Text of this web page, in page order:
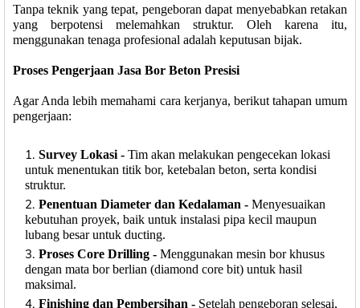
Tanpa teknik yang tepat, pengeboran dapat menyebabkan retakan
yang berpotensi melemahkan struktur. Oleh karena itu,
menggunakan tenaga profesional adalah keputusan bijak.
Proses Pengerjaan Jasa Bor Beton Presisi
Agar Anda lebih memahami cara kerjanya, berikut tahapan umum
pengerjaan:
Survey Lokasi - Tim akan melakukan pengecekan lokasi
untuk menentukan titik bor, ketebalan beton, serta kondisi
struktur.
Penentuan Diameter dan Kedalaman - Menyesuaikan
kebutuhan proyek, baik untuk instalasi pipa kecil maupun
lubang besar untuk ducting.
Proses Core Drilling - Menggunakan mesin bor khusus
dengan mata bor berlian (diamond core bit) untuk hasil
maksimal.
Finishing dan Pembersihan - Setelah pengeboran selesai,